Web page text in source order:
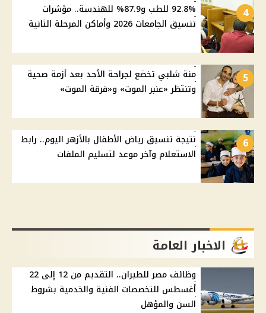
4
92.8% للطب و87.9% للهندسة.. مؤشرات
تنسيق الجامعات 2026 وأماكن المرحلة الثانية
5
منة شلبي تخضع لجراحة الأحد بعد أزمة صحية
وتنتظر «عنبر الموت» و«فرقة الموت»
6
نتيجة تنسيق رياض الأطفال بالأزهر اليوم.. رابط
الاستعلام وآخر موعد لتسليم الملفات
الاخبار العامة
وظائف مصر للطيران.. التقديم من 12 إلى 22
أغسطس للتخصصات الفنية والخدمية بشروط
السن والمؤهل